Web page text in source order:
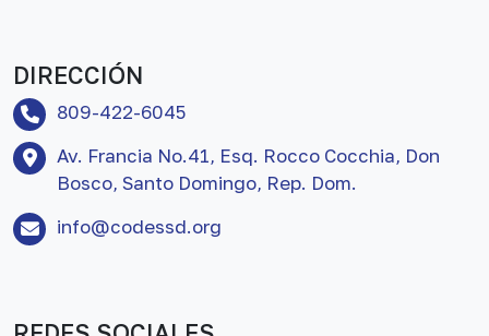
DIRECCIÓN
809-422-6045
Av. Francia No.41, Esq. Rocco Cocchia, Don
Bosco, Santo Domingo, Rep. Dom.
info@codessd.org